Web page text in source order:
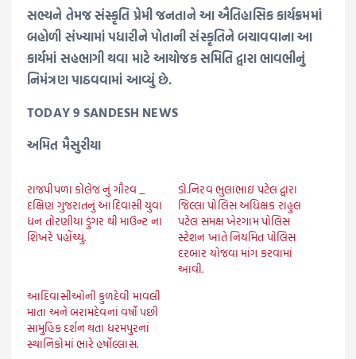
સભ્યને તેમજ સંસ્કૃતિ પ્રેમી જનતાને આ ઐતિહાસિક કાર્યક્રમમાં
બહોળી સંખ્યામાં પધારીને પોતાની સંસ્કૃતિને બચાવવાના આ
કાર્યમાં સહભાગી થવા માટે આયોજક સમિતિ દ્વારા ભાવભીનું
નિમંત્રણ પાઠવવામાં આવ્યું છે.
TODAY 9 SANDESH NEWS
અમિત મૈસુરીયા
રાજપીપળા કોલેજ નું ગૌરવ _
દક્ષિણ ગુજરાતનું આદિવાસી યુવા
ધન તોરણીયા ડુંગર થી માઉન્ટ ના
શિખરે પહોંચ્યું.
ડો.નિરવ ભુલાભાઇ પટેલ દ્વારા
જિલ્લા પોલિસ અધિક્ષક રાહુલ
પટેલ સમક્ષ ખેરગામ પોલિસ
સ્ટેશન ખાતે નિયમિત પોલિસ
દરબાર યોજવા માંગ કરવામાં
આવી.
આદિવાસીઓની કુળદેવી માવલી
માતા અને બરામદેવનાં વર્ષો પછી
સામુહિક દર્શન થતા ધરમપુરનાં
સ્થાનિકોમાં ભારે હર્ષોલ્લાસ.